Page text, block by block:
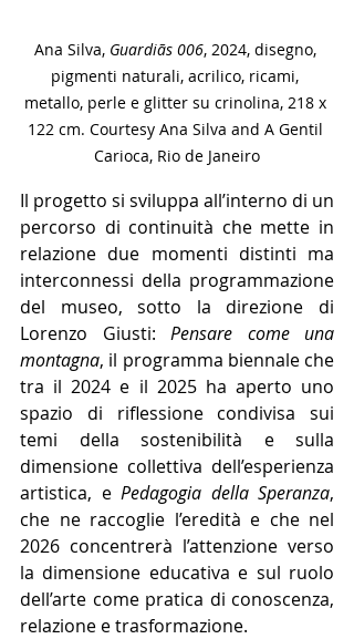
Ana Silva, Guardiãs 006, 2024, disegno,
pigmenti naturali, acrilico, ricami,
metallo, perle e glitter su crinolina, 218 x
122 cm. Courtesy Ana Silva and A Gentil
Carioca, Rio de Janeiro
Il progetto si sviluppa all’interno di un
percorso di continuità che mette in
relazione due momenti distinti ma
interconnessi della programmazione
del museo, sotto la direzione di
Lorenzo Giusti: Pensare come una
montagna, il programma biennale che
tra il 2024 e il 2025 ha aperto uno
spazio di riflessione condivisa sui
temi della sostenibilità e sulla
dimensione collettiva dell’esperienza
artistica, e Pedagogia della Speranza,
che ne raccoglie l’eredità e che nel
2026 concentrerà l’attenzione verso
la dimensione educativa e sul ruolo
dell’arte come pratica di conoscenza,
relazione e trasformazione.